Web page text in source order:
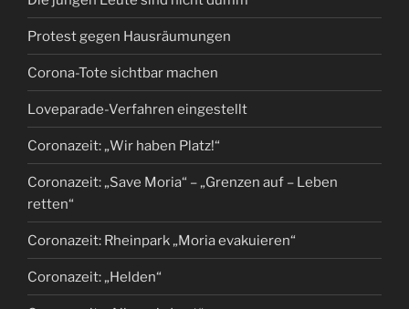
Protest gegen Hausräumungen
Corona-Tote sichtbar machen
Loveparade-Verfahren eingestellt
Coronazeit: „Wir haben Platz!“
Coronazeit: „Save Moria“ – „Grenzen auf – Leben
retten“
Coronazeit: Rheinpark „Moria evakuieren“
Coronazeit: „Helden“